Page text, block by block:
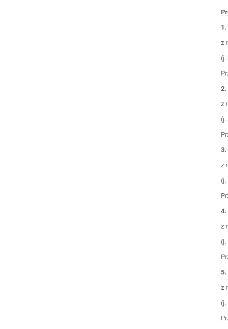
1.
z
(j.
2.
z
(j.
3.
z
(j.
4.
z
(j.
5.
z
(j.